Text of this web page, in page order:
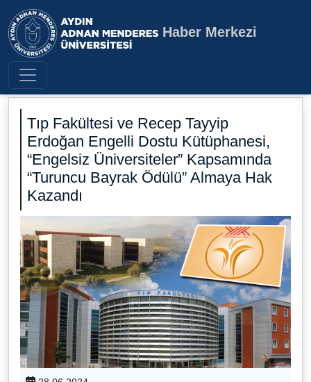
Aydın Adnan Menderes
Haber Merkezi
Tıp Fakültesi ve Recep Tayyip
Erdoğan Engelli Dostu Kütüphanesi,
“Engelsiz Üniversiteler” Kapsamında
“Turuncu Bayrak Ödülü” Almaya Hak
Kazandı